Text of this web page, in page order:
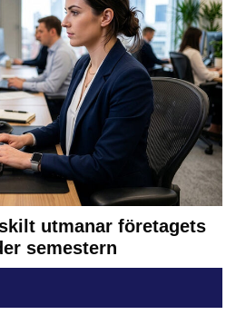
utmanar företagets
semestern